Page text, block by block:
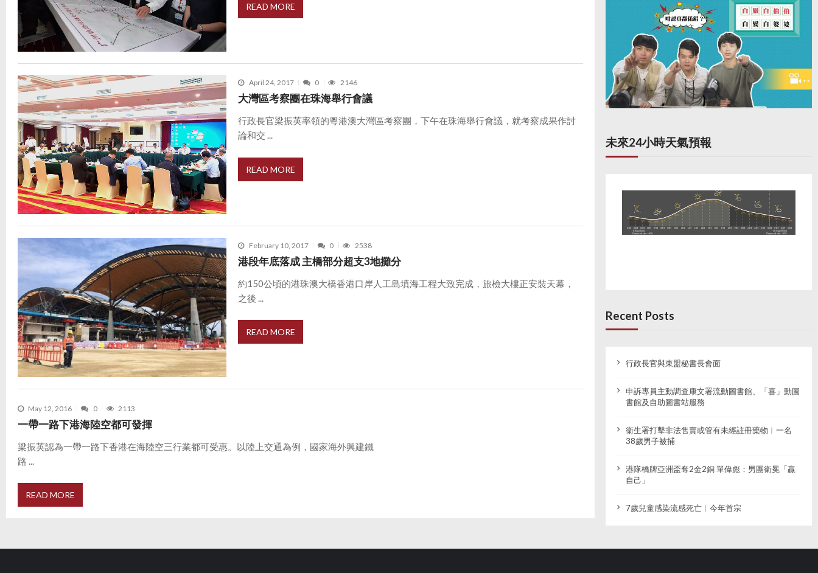
READ MORE
April 24, 2017 0 2146
大灣區考察團在珠海舉行會議
行政長官梁振英率領的粵港澳大灣區考察團，下午在珠海舉行會議，就考察成果作討
論和交 ...
READ MORE
February 10, 2017 0 2538
港段年底落成 主橋部分超支3地攤分
約150公頃的港珠澳大橋香港口岸人工島填海工程大致完成，旅檢大樓正安裝天幕，
之後 ...
READ MORE
May 12, 2016 0 2113
一帶一路下港海陸空都可發揮
梁振英認為一帶一路下香港在海陸空三行業都可受惠。以陸上交通為例，國家海外興建鐵
路 ...
READ MORE
未來24小時天氣預報
Recent Posts
行政長官與東盟秘書長會面
申訴專員主動調查康文署流動圖書館、「喜」動圖
書館及自助圖書站服務
衞生署打擊非法售賣或管有未經註冊藥物︱一名
38歲男子被捕
港隊橋牌亞洲盃奪2金2銅 單偉彪：男團衛冕「贏
自己」
7歲兒童感染流感死亡︱今年首宗